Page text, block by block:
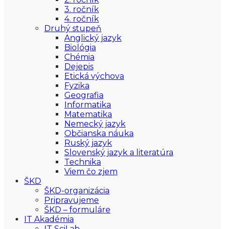
3. ročník
4. ročník
Druhý stupeň
Anglický jazyk
Biológia
Chémia
Dejepis
Etická výchova
Fyzika
Geografia
Informatika
Matematika
Nemecký jazyk
Občianska náuka
Ruský jazyk
Slovenský jazyk a literatúra
Technika
Viem čo zjem
ŠKD
ŠKD-organizácia
Pripravujeme
ŠKD – formuláre
IT Akadémia